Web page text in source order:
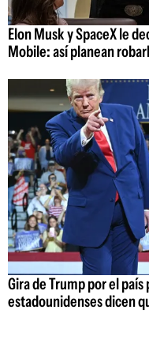
Elon Musk y SpaceX le
Mobile: así planean
Gira de Trump por el
estadounidenses dicen